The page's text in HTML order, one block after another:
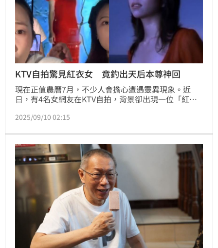
KTV自拍驚見紅衣女 竟釣出天后本尊神回
現在正值農曆7月，不少人會擔心遭遇靈異現象。近
日，有4名女網友在KTV自拍，背景卻出現一位「紅衣
是《聽海》MV裡的天后張惠妹，貼文一出，立刻引發
靜」。
2025/09/10 02:15